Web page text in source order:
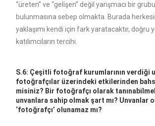
“üreten” ve “gelişen” değil yarışmacı bir
bulunmasına sebep olmakta. Burada
yaklaşımı kendi için fark yaratacaktır, doğru
katılımcıların tercihi.
S.6: Çeşitli fotoğraf kurumlarının verdiği
fotoğrafçılar üzerindeki etkilerinden
misiniz? Bir fotoğrafçı olarak
unvanlara sahip olmak şart mı? Unvanlar
‘fotoğrafçı’ olunamaz mı?